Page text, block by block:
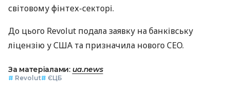
світовому фінтех-секторі.
До цього Revolut подала заявку на банківську
ліцензію у США та призначила нового CEO.
За матеріалами: ua.news
# Revolut# ЄЦБ